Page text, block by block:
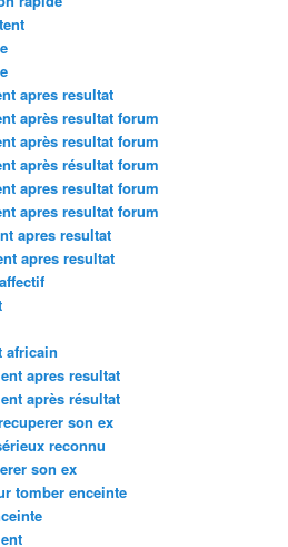
apres resultat
après resultat forum
après resultat forum
après résultat forum
apres resultat forum
apres resultat forum
apres resultat
apres resultat
africain
apres resultat
après résultat
son ex
reconnu
son ex
tomber enceinte